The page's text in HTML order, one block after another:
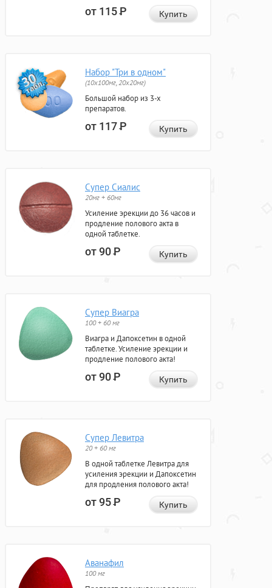
от 115Р Купить
Набор "Три в одном"
(10x100мг, 20x20мг)
Большой набор из 3-х
препаратов.
от 117Р Купить
Супер Сиалис
20мг + 60мг
Усиление эрекции до 36 часов и
продление полового акта в
одной таблетке.
от 90Р Купить
Супер Виагра
100 + 60 мг
Виагра и Дапоксетин в одной
таблетке. Усиление эрекции и
продление полового акта!
от 90Р Купить
Супер Левитра
20 + 60 мг
В одной таблетке Левитра для
усиления эрекции и Дапоксетин
для продления полового акта!
от 95Р Купить
Аванафил
100 мг